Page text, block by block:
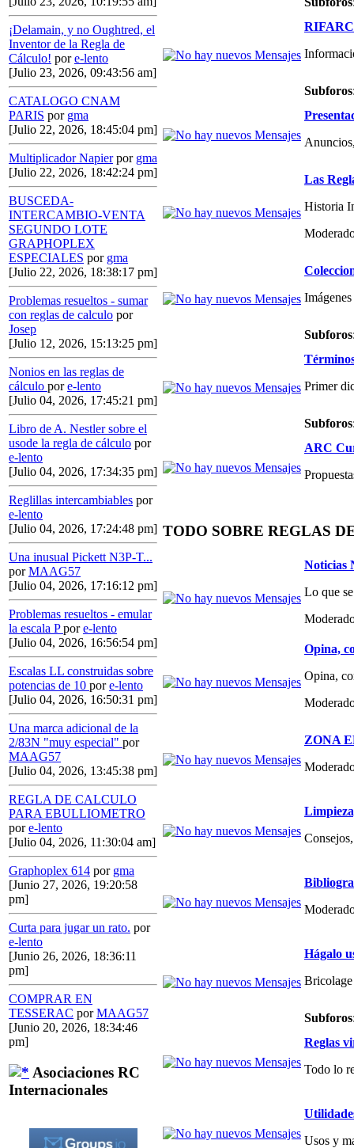
¡Delamain, y no Oughtred, el
Inventor de la Regla de
Cálculo! pore-lento
[Julio 23, 2026, 09:43:56 am]
CATALOGO CNAM
PARIS por gma
[Julio 22, 2026, 18:45:04 pm]
Multiplicador Napier por gma
[Julio 22, 2026, 18:42:24 pm]
BUSCEDA-
INTERCAMBIO-VENTA
SEGUNDO LOTE
GRAPHOPLEX
ESPECIALES por gma
[Julio 22, 2026, 18:38:17 pm]
Problemas resueltos - sumar
con reglas de calculo por
Josep
[Julio 12, 2026, 15:13:25 pm]
Nonios en las reglas de
cálculo pore-lento
[Julio 04, 2026, 17:45:21 pm]
Libro de A. Nestler sobre el
usode la regla de cálculo por
e-lento
[Julio 04, 2026, 17:34:35 pm]
Reglillas intercambiables por
e-lento
[Julio 04, 2026, 17:24:48 pm]
Una inusual Pickett N3P-T...
porMAAG57
[Julio 04, 2026, 17:16:12 pm]
Problemas resueltos - emular
la escala Ppore-lento
[Julio 04, 2026, 16:56:54 pm]
Escalas LL construidas sobre
potencias de 10 pore-lento
[Julio 04, 2026, 16:50:31 pm]
Una marca adicional de la
2/83N "muy especial" por
MAAG57
[Julio 04, 2026, 13:45:38 pm]
REGLA DE CALCULO
PARA EBULLIOMETRO
pore-lento
[Julio 04, 2026, 11:30:04 am]
Graphoplex 614 por gma
[Junio 27, 2026, 19:20:58
pm]
Curta para jugar un rato. por
e-lento
[Junio 26, 2026, 18:36:11
pm]
COMPRAR EN
TESSERAC porMAAG57
[Junio 20, 2026, 18:34:46
pm]
Asociaciones RC
Internacionales
Subforos
Las
Historia
Subforos
Primer
Subforos
ARC
TODO SOBRE REGLAS
Noticias
Lo que
Opina,
Opina,
ZONA
Hágalo
Subforos
Reglas
Todo lo
Usos y